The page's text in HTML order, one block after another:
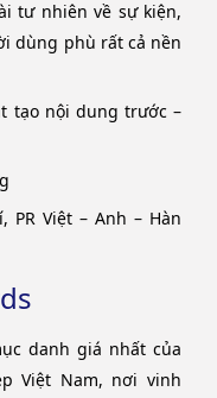
tư nhiên về sự kiện,
dùng phù rất cả nền
tạo nội dung trước –
PR Việt – Anh – Hàn
danh giá nhất của
Việt Nam, nơi vinh